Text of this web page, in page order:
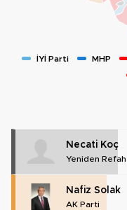
İYİ Parti MHP
Necati Koç
Yeniden Refah
Nafiz Solak
AK Parti